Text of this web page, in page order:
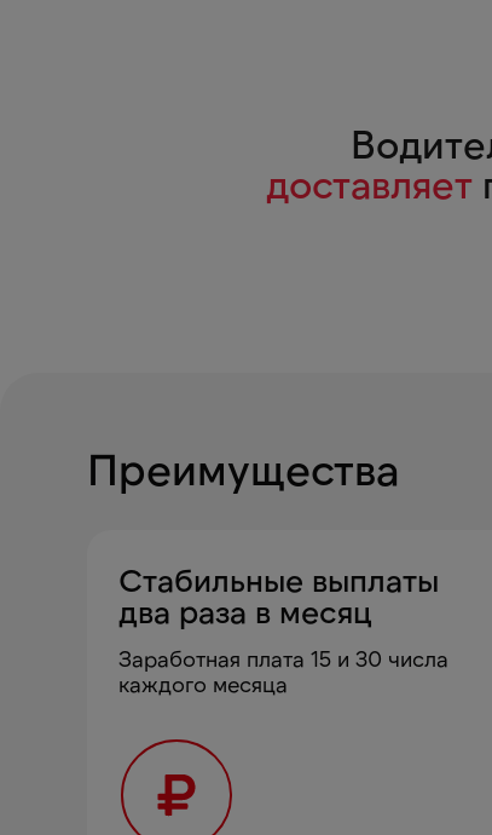
доставляет
Преимущества
Стабильные выплаты
два раза в месяц
Заработная плата 15 и 30 числа
каждого месяца